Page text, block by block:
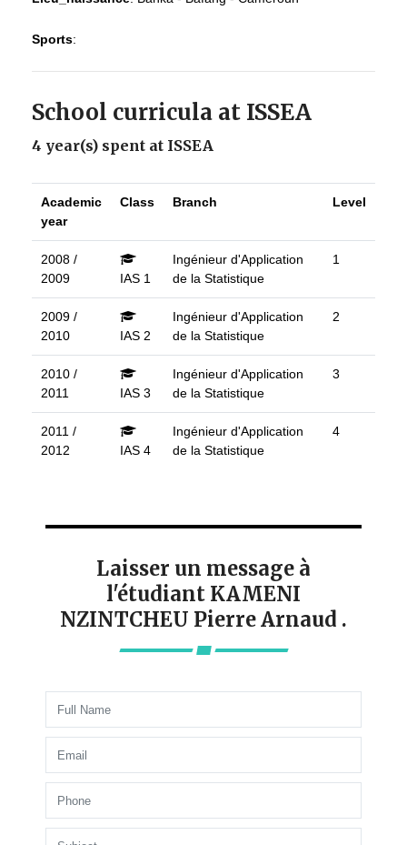
Sports:
School curricula at ISSEA
4 year(s) spent at ISSEA
Academic
year
Class Branch Level
2008 /
2009
IAS 1
Ingénieur d'Application
de la Statistique
1
2009 /
2010
IAS 2
Ingénieur d'Application
de la Statistique
2
2010 /
2011
IAS 3
Ingénieur d'Application
de la Statistique
3
2011 /
2012
IAS 4
Ingénieur d'Application
de la Statistique
4
Laisser un message à
l'étudiant KAMENI
NZINTCHEU Pierre Arnaud .